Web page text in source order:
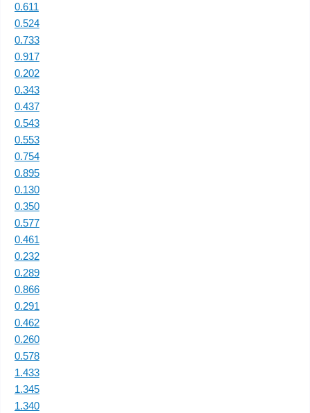
0.611
0.524
0.733
0.917
0.202
0.343
0.437
0.543
0.553
0.754
0.895
0.130
0.350
0.577
0.461
0.232
0.289
0.866
0.291
0.462
0.260
0.578
1.433
1.345
1.340